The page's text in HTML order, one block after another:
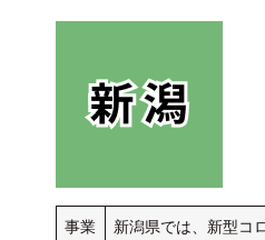
事業
新潟県では、新型コ